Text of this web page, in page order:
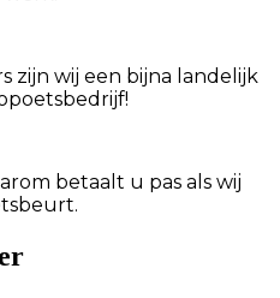
zijn wij een bijna landelijk
betaalt u pas als wij